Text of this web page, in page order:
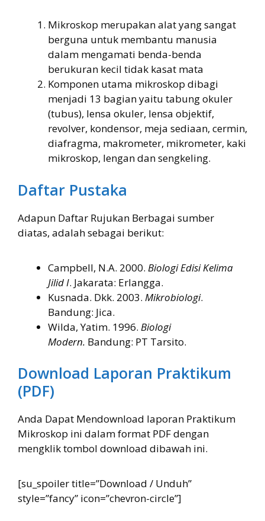
Mikroskop merupakan alat yang sangat
berguna untuk membantu manusia
dalam mengamati benda-benda
berukuran kecil tidak kasat mata
Komponen utama mikroskop dibagi
menjadi 13 bagian yaitu tabung okuler
(tubus), lensa okuler, lensa objektif,
revolver, kondensor, meja sediaan, cermin,
diafragma, makrometer, mikrometer, kaki
mikroskop, lengan dan sengkeling.
Daftar Pustaka
Adapun Daftar Rujukan Berbagai sumber
diatas, adalah sebagai berikut:
Campbell, N.A. 2000. Biologi Edisi Kelima
Jilid I. Jakarata: Erlangga.
Kusnada. Dkk. 2003. Mikrobiologi.
Bandung: Jica.
Wilda, Yatim. 1996. Biologi
Modern. Bandung: PT Tarsito.
Download Laporan Praktikum
(PDF)
Anda Dapat Mendownload laporan Praktikum
Mikroskop ini dalam format PDF dengan
mengklik tombol download dibawah ini.
[su_spoiler title=”Download / Unduh”
style=”fancy” icon=”chevron-circle”]